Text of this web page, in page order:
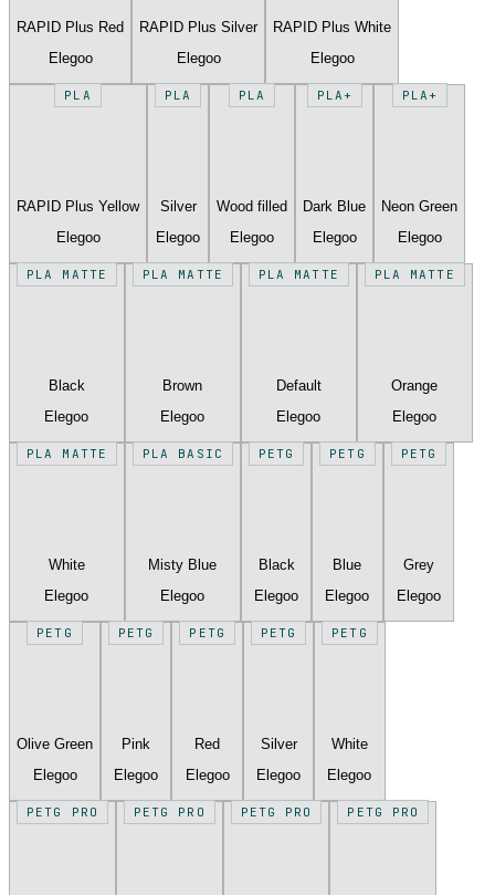
RAPID Plus Red
Elegoo
RAPID Plus Silver
Elegoo
RAPID Plus White
Elegoo
PLA
RAPID Plus Yellow
Elegoo
PLA
Silver
Elegoo
PLA
Wood filled
Elegoo
PLA+
Dark Blue
Elegoo
PLA+
Neon Green
Elegoo
PLA MATTE
Black
Elegoo
PLA MATTE
Brown
Elegoo
PLA MATTE
Default
Elegoo
PLA MATTE
Orange
Elegoo
PLA MATTE
White
Elegoo
PLA BASIC
Misty Blue
Elegoo
PETG
Black
Elegoo
PETG
Blue
Elegoo
PETG
Grey
Elegoo
PETG
Olive Green
Elegoo
PETG
Pink
Elegoo
PETG
Red
Elegoo
PETG
Silver
Elegoo
PETG
White
Elegoo
PETG PRO PETG PRO PETG PRO PETG PRO